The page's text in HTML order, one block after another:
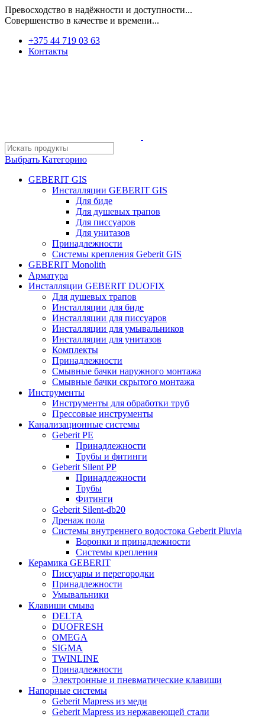
Превосходство в надёжности и доступности...
Совершенство в качестве и времени...
+375 44 719 03 63
Контакты
Выбрать Категорию
GEBERIT GIS
Инсталляции GEBERIT GIS
Для биде
Для душевых трапов
Для писсуаров
Для унитазов
Принадлежности
Системы крепления Geberit GIS
GEBERIT Monolith
Арматура
Инсталляции GEBERIT DUOFIX
Для душевых трапов
Инсталляции для биде
Инсталляции для писсуаров
Инсталляции для умывальников
Инсталляции для унитазов
Комплекты
Принадлежности
Смывные бачки наружного монтажа
Смывные бачки скрытого монтажа
Инструменты
Инструменты для обработки труб
Прессовые инструменты
Канализационные системы
Geberit PE
Принадлежности
Трубы и фитинги
Geberit Silent PP
Принадлежности
Трубы
Фитинги
Geberit Silent-db20
Дренаж пола
Системы внутреннего водостока Geberit Pluvia
Воронки и принадлежности
Системы крепления
Керамика GEBERIT
Писсуары и перегородки
Принадлежности
Умывальники
Клавиши смыва
DELTA
DUOFRESH
OMEGA
SIGMA
TWINLINE
Принадлежности
Электронные и пневматические клавиши
Напорные системы
Geberit Mapress из меди
Geberit Mapress из нержавеющей стали